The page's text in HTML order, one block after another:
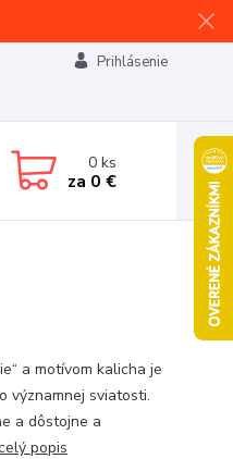
Prihlásenie
0ks
za 0 €
a motívom kalicha je
významnej sviatosti.
a dôstojne a
popis